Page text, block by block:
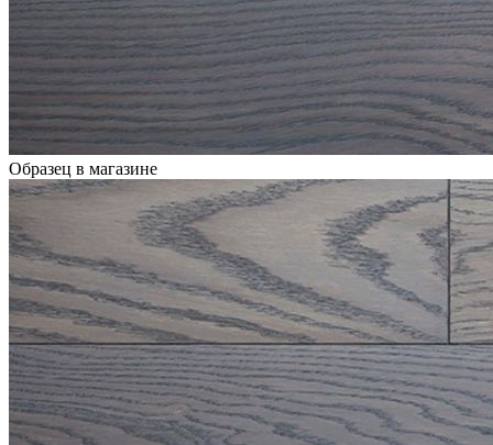
Образец в магазине